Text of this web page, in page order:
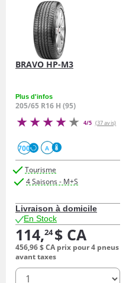
BRAVO HP-M3
Plus d'infos
205/65 R16 H (95)
4/5 (37 avis)
700 A
Tourisme
4 Saisons - M+S
Livraison à domicile
En Stock
114,24$ CA
456,96$ CA prix pour 4 pneus
avant taxes
quantité